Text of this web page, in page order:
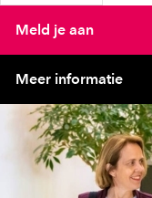
Meld je aan
Meer informatie